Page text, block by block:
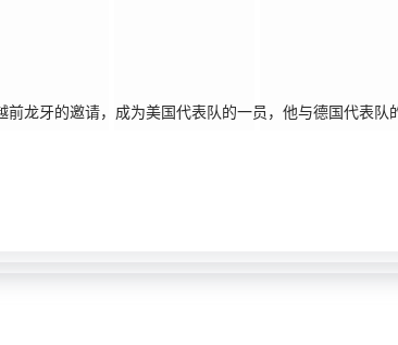
龙牙的邀请，成为美国代表队的一员，他与德国代表队